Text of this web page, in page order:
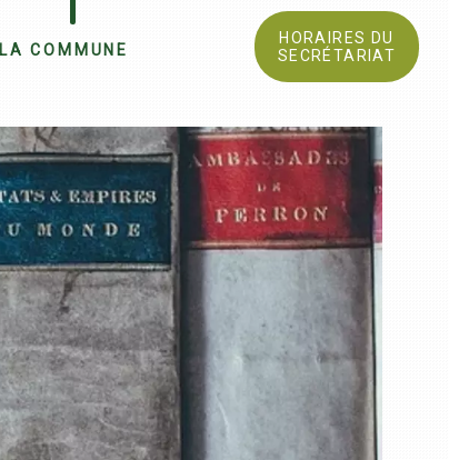
HORAIRES DU
SECRÉTARIAT
LA COMMUNE